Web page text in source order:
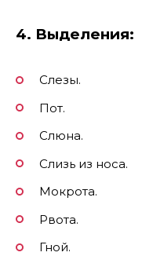
4. Выделения:
Слезы.
Пот.
Слюна.
Слизь из носа.
Мокрота.
Рвота.
Гной.